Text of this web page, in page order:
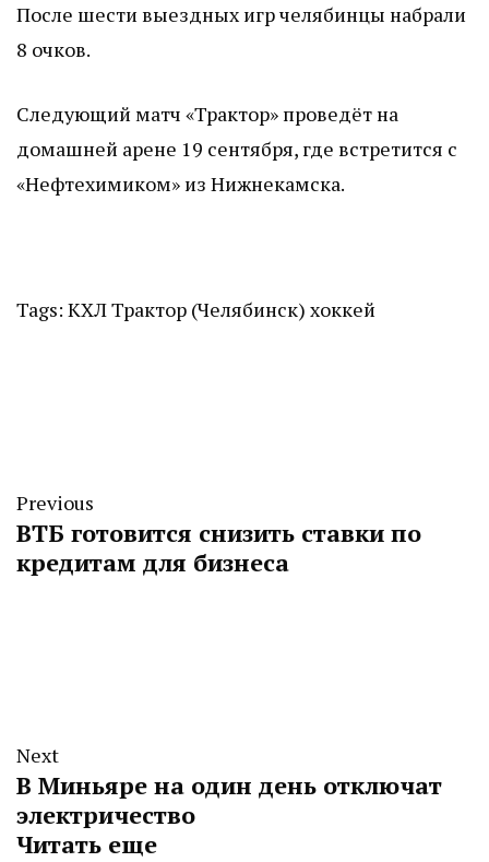
После шести выездных игр челябинцы набрали
8 очков.
Следующий матч «Трактор» проведёт на
домашней арене 19 сентября, где встретится с
«Нефтехимиком» из Нижнекамска.
Tags: КХЛТрактор (Челябинск) хоккей
Previous
ВТБ готовится снизить ставки по
кредитам для бизнеса
Next
В Миньяре на один день отключат
электричество
Читать еще